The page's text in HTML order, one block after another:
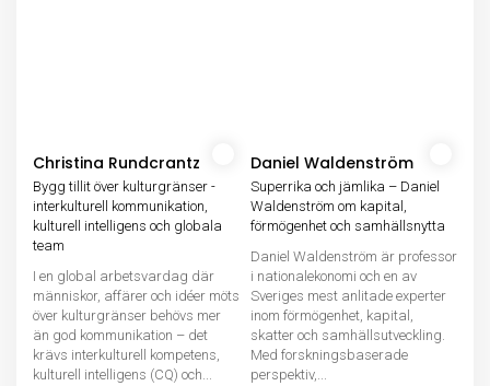
Christina Rundcrantz
Bygg tillit över kulturgränser -
interkulturell kommunikation,
kulturell intelligens och globala
team
I en global arbetsvardag där
människor, affärer och idéer möts
över kulturgränser behövs mer
än god kommunikation – det
krävs interkulturell kompetens,
kulturell intelligens (CQ) och...
Daniel Waldenström
Superrika och jämlika – Daniel
Waldenström om kapital,
förmögenhet och samhällsnytta
Daniel Waldenström är professor
i nationalekonomi och en av
Sveriges mest anlitade experter
inom förmögenhet, kapital,
skatter och samhällsutveckling.
Med forskningsbaserade
perspektiv,...